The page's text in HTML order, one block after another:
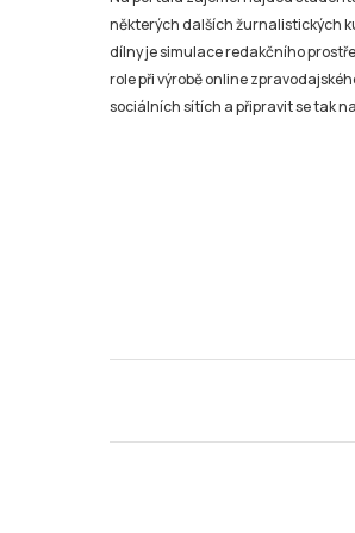
některých dalších žurnalistických
dílny je simulace redakčního
role při výrobě online
sociálních sítích a připravit se tak